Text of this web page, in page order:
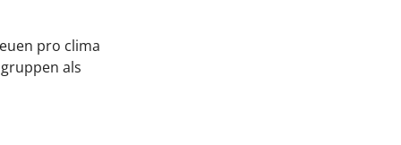
pro clima
als